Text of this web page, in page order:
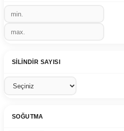
SILINDIR SAYISI
SOĞUTMA